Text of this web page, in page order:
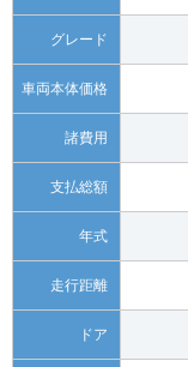
グレード
車両本体価格
諸費用
支払総額
年式
走行距離
ドア